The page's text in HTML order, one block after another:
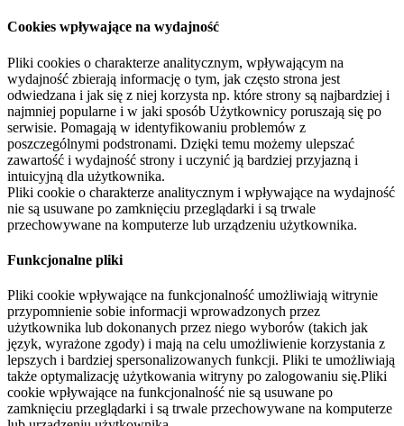
Cookies wpływające na wydajność
Pliki cookies o charakterze analitycznym, wpływającym na
wydajność zbierają informację o tym, jak często strona jest
odwiedzana i jak się z niej korzysta np. które strony są najbardziej i
najmniej popularne i w jaki sposób Użytkownicy poruszają się po
serwisie. Pomagają w identyfikowaniu problemów z
poszczególnymi podstronami. Dzięki temu możemy ulepszać
zawartość i wydajność strony i uczynić ją bardziej przyjazną i
intuicyjną dla użytkownika.
Pliki cookie o charakterze analitycznym i wpływające na wydajność
nie są usuwane po zamknięciu przeglądarki i są trwale
przechowywane na komputerze lub urządzeniu użytkownika.
Funkcjonalne pliki
Pliki cookie wpływające na funkcjonalność umożliwiają witrynie
przypomnienie sobie informacji wprowadzonych przez
użytkownika lub dokonanych przez niego wyborów (takich jak
język, wyrażone zgody) i mają na celu umożliwienie korzystania z
lepszych i bardziej spersonalizowanych funkcji. Pliki te umożliwiają
także optymalizację użytkowania witryny po zalogowaniu się.Pliki
cookie wpływające na funkcjonalność nie są usuwane po
zamknięciu przeglądarki i są trwale przechowywane na komputerze